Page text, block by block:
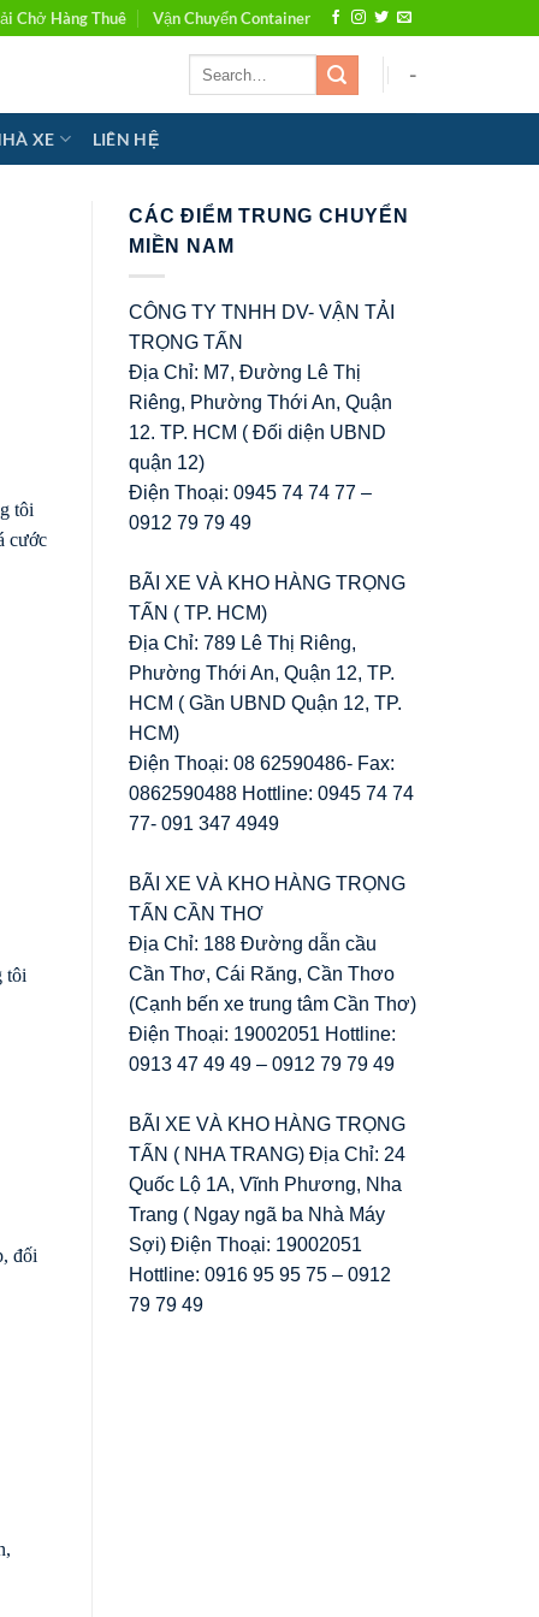
Chở Hàng Thuê Vận Chuyển Container
-
XE LIÊN HỆ
tôi
cước
tôi
đối
CÁC ĐIỂM TRUNG CHUYỂN
MIỀN NAM
CÔNG TY TNHH DV- VẬN TẢI
TRỌNG TẤN
Địa Chỉ: M7, Đường Lê Thị
Riêng, Phường Thới An, Quận
12. TP. HCM ( Đối diện UBND
quận 12)
Điện Thoại: 0945 74 74 77 –
0912 79 79 49
BÃI XE VÀ KHO HÀNG TRỌNG
TẤN ( TP. HCM)
Địa Chỉ: 789 Lê Thị Riêng,
Phường Thới An, Quận 12, TP.
HCM ( Gần UBND Quận 12, TP.
HCM)
Điện Thoại: 08 62590486- Fax:
0862590488 Hottline: 0945 74 74
77- 091 347 4949
BÃI XE VÀ KHO HÀNG TRỌNG
TẤN CẦN THƠ
Địa Chỉ: 188 Đường dẫn cầu
Cần Thơ, Cái Răng, Cần Thơo
(Cạnh bến xe trung tâm Cần Thơ)
Điện Thoại: 19002051 Hottline:
0913 47 49 49 – 0912 79 79 49
BÃI XE VÀ KHO HÀNG TRỌNG
TẤN ( NHA TRANG) Địa Chỉ: 24
Quốc Lộ 1A, Vĩnh Phương, Nha
Trang ( Ngay ngã ba Nhà Máy
Sợi) Điện Thoại: 19002051
Hottline: 0916 95 95 75 – 0912
79 79 49